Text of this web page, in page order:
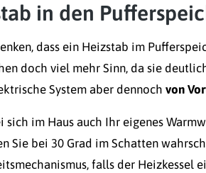
in den
dass ein Heizstab im
doch viel mehr Sinn, da sie
System aber dennoch von
sich im Haus auch Ihr eigenes
Sie bei 30 Grad im Schatten
falls der